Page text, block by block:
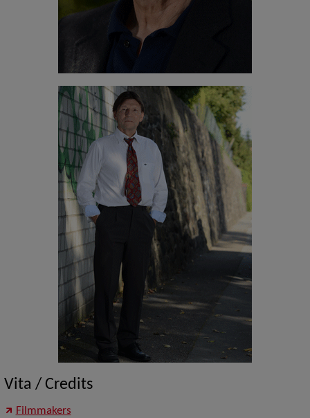
Vita / Credits
Filmmakers